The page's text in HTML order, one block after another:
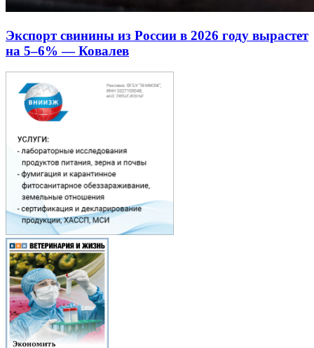
Экспорт свинины из России в 2026 году вырастет
на 5–6% — Ковалев